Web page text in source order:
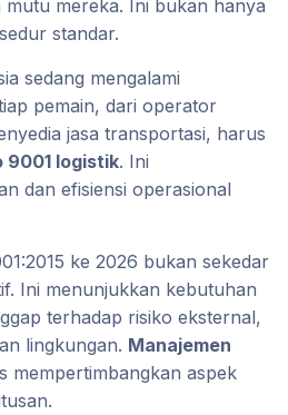
mutu mereka. Ini bukan hanya
standar.
sedang mengalami
pemain, dari operator
jasa transportasi, harus
9001 logistik. Ini
dan efisiensi operasional
ke 2026 bukan sekedar
Ini menunjukkan kebutuhan
terhadap risiko eksternal,
lingkungan. Manajemen
mempertimbangkan aspek